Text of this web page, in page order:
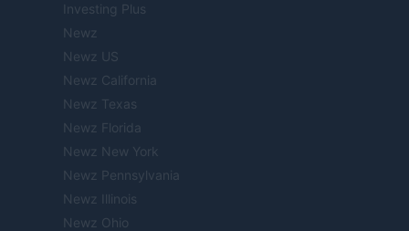
Investing Plus
Newz
Newz US
Newz California
Newz Texas
Newz Florida
Newz New York
Newz Pennsylvania
Newz Illinois
Newz Ohio